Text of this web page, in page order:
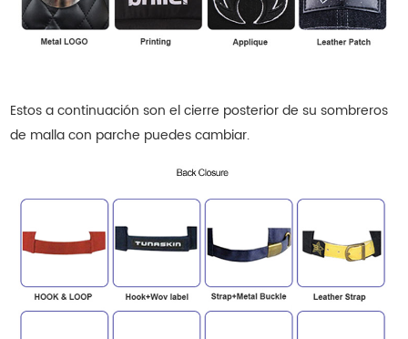
Estos a continuación son el cierre posterior de su sombreros
de malla con parche puedes cambiar.